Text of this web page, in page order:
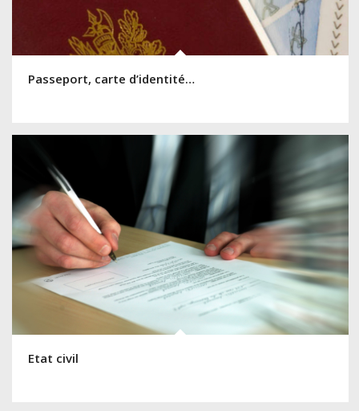
Passeport, carte d’identité…
Etat civil